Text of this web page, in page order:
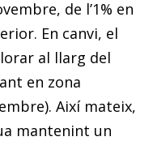
de l’1% en
En canvi, el
al llarg del
en zona
Així mateix,
mantenint un